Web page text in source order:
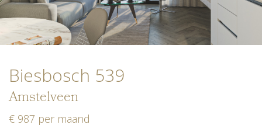
Biesbosch 539
Amstelveen
€ 987 per maand